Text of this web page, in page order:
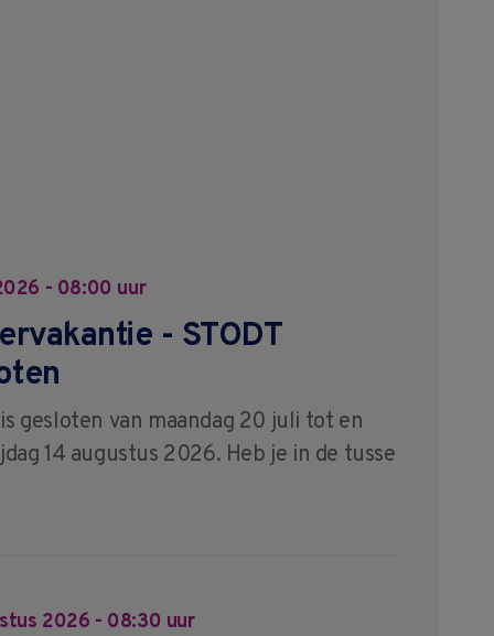
- 08:00 uur
- STODT
is gesloten van maandag 20 juli tot en
14 augustus 2026. Heb je in de tusse
2026 - 08:30 uur